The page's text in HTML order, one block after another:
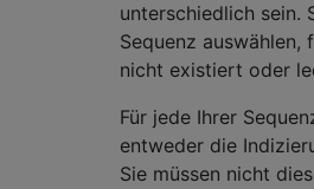
unterschiedlich sein.
Sequenz auswählen,
nicht existiert oder
Für jede Ihrer
entweder die
Sie müssen nicht